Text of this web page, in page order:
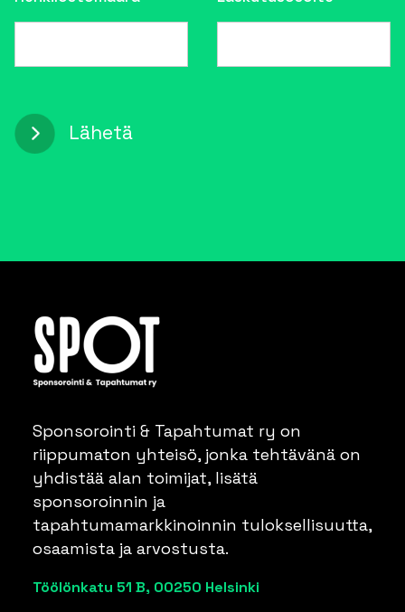
Sponsorointi & Tapahtumat ry on
riippumaton yhteisö, jonka tehtävänä on
yhdistää alan toimijat, lisätä
sponsoroinnin ja
tapahtumamarkkinoinnin tuloksellisuutta,
osaamista ja arvostusta.
Töölönkatu 51 B, 00250 Helsinki